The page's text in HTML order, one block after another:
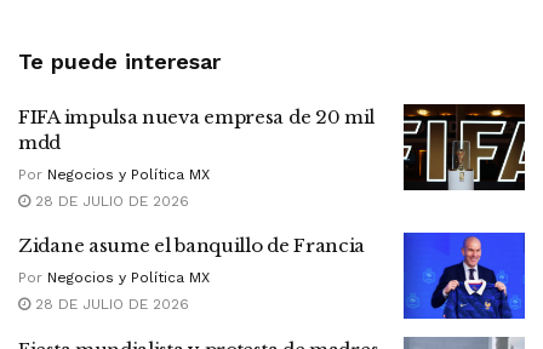
Te puede interesar
FIFA impulsa nueva empresa de 20 mil
mdd
Por Negocios y Política MX
28 DE JULIO DE 2026
Zidane asume el banquillo de Francia
Por Negocios y Política MX
28 DE JULIO DE 2026